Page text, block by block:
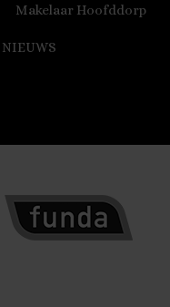
Makelaar Hoofddorp
NIEUWS